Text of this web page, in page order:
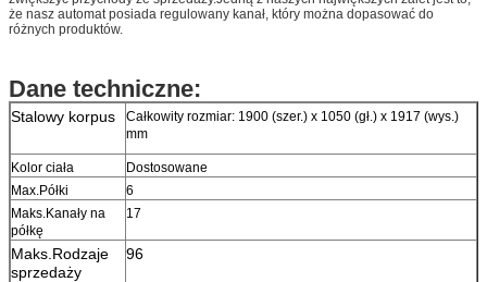
że nasz automat posiada regulowany kanał, który można dopasować do
różnych produktów.
Dane techniczne:
Stalowy korpus
Całkowity rozmiar: 1900 (szer.) x 1050 (gł.) x 1917 (wys.)
mm
Kolor ciała
Dostosowane
Max.Półki
6
Maks.Kanały na
półkę
17
Maks.Rodzaje
sprzedaży
96